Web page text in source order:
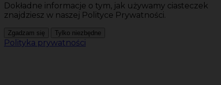
Dokładne informacje o tym, jak używamy ciasteczek
znajdziesz w naszej Polityce Prywatności.
Zgadzam się Tylko niezbędne
Polityka prywatności